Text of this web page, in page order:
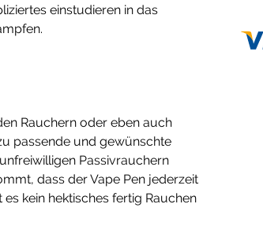
einstudieren in das
Rauchern oder eben auch
passende und gewünschte
Passivrauchern
dass der Vape Pen jederzeit
kein hektisches fertig Rauchen